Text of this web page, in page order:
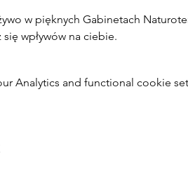
w pięknych Gabinetach
wpływów na ciebie.
Analytics and functional cookie